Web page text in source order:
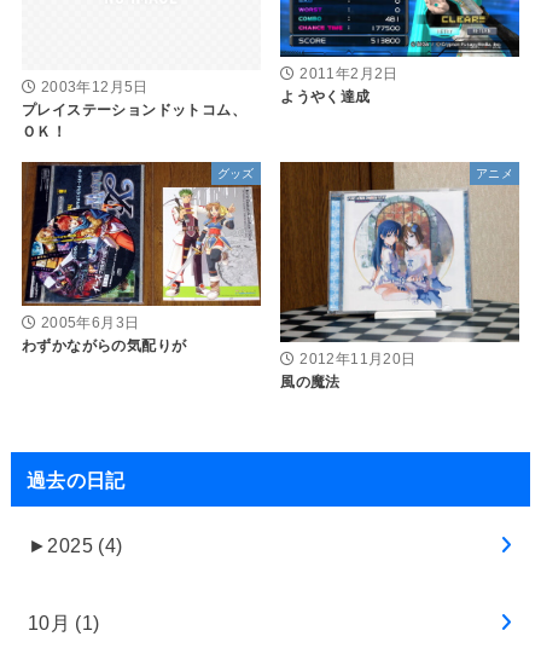
2003年12月5日
プレイステーションドットコム、
ＯＫ！
2011年2月2日
ようやく達成
グッズ
2005年6月3日
わずかながらの気配りが
アニメ
2012年11月20日
風の魔法
過去の日記
► 2025 (4)
10月 (1)